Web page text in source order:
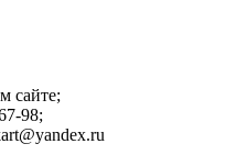
сайте;
98;